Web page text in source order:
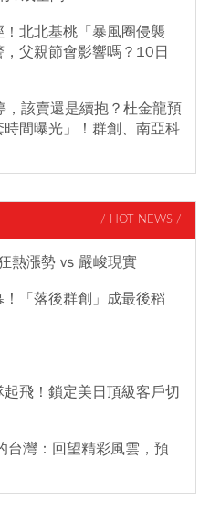
北北基桃「暴風圈侵襲
父親節會影響嗎？10日
該賣還是續抱？杜金龍預
間曝光」！群創、南亞科
/ HOT NEWS /
熱漲勢 vs 嚴峻現實
「落後群創」成最後稻
飛！鎖定美日頂級客戶切
台灣：回望精彩風雲，預